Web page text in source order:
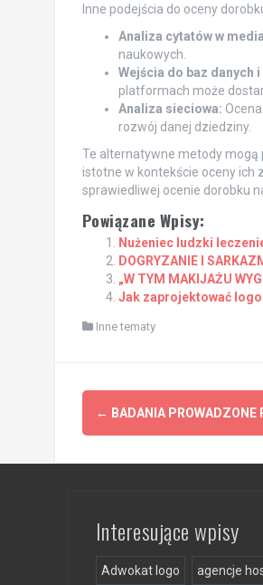
Inne podejścia do oceny
Analiza cytatów w
naukowych.
Wejścia do baz danych
platformach może
Analiza sieciowa:
rozwój danej dziedziny.
Te alternatywne metody mogą
istotne w kontekście oceny ich
sprawiedliwej ocenie dorobku
Powiązane Wpisy:
Nużeniec ludzki
DOGRYZANIE I
„W TYM MAKIJAŻU
Jak zaprojektować
Inne tematy
Post
navigation
← BADANIA PROWADZONE
Interesujące wpisy
Adwokat logo agencje